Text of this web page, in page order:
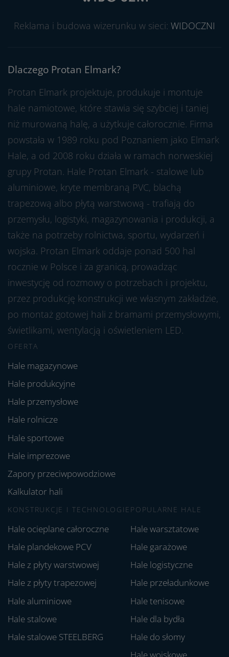
Reklama i budowa wizerunku w sieci: WIDOCZNI
Dlaczego Protan Elmark?
Protan Elmark projektuje, produkuje i montuje
hale namiotowe, które stawia się szybciej i taniej
niż murowaną halę, a użytkuje całorocznie. Firma
powstała w 1989 roku pod Poznaniem jako Elmark
Hale, a od 2008 roku działa w ramach norweskiej
grupy Protan. Hale Protan Elmark - stalowe lub
aluminiowe, kryte membraną PVC, blachą
trapezową albo płytą warstwową - trafiają do
przemysłu, logistyki, magazynowania i produkcji, a
także na potrzeby rolnictwa, sportu, wydarzeń i
wojska. Protan Elmark oddaje ponad 500 hal
rocznie w Polsce i za granicą, prowadząc
inwestycję od rozmowy o potrzebach i projektu,
przez produkcję konstrukcji we własnym zakładzie,
po montaż gotowej hali z bramami przemysłowymi,
świetlikami, wentylacją i oświetleniem LED.
OFERTA
Hale magazynowe
Hale produkcyjne
Hale przemysłowe
Hale rolnicze
Hale sportowe
Hale imprezowe
Zapory przeciwpowodziowe
Kalkulator hali
KONSTRUKCJE I TECHNOLOGIE
Hale ocieplane całoroczne
Hale plandekowe PCV
Hale z płyty warstwowej
Hale z płyty trapezowej
Hale aluminiowe
Hale stalowe
Hale stalowe STEELBERG
POPULARNE HALE
Hale warsztatowe
Hale garażowe
Hale logistyczne
Hale przeładunkowe
Hale tenisowe
Hale dla bydła
Hale do słomy